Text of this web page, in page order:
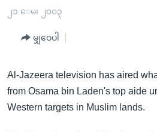
ပင်မ
ကြည့်
ရန်
ပင်မ
အစ္စရေး-ပါလက်စတိုင်း
အင်္ဂလိပ်စာလေ့လာမယ်
မကြေးမုံရဲ့ အင်္ဂလိပ်စာ
ရုပ်ရှင်ထဲက အင်္ဂလိပ်စာ
ရေဒီယို
တီဗွီ
ရေဒီယိုနှင့်ရုပ်သံ အချက်အလက်များ
ရေဒီယို/တီဗွီအစီအစဉ်
၂၁ ေမ၊ ၂၀၀၃
မျှဝေပါ
Al-Jazeera television has aired
from Osama bin Laden's top aide
Western targets in Muslim lands.